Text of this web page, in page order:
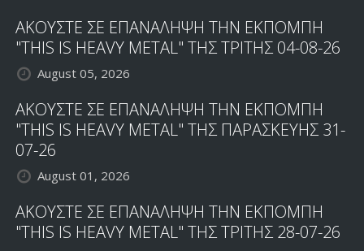
ΑΚΟΥΣΤΕ ΣΕ ΕΠΑΝΑΛΗΨΗ ΤΗΝ ΕΚΠΟΜΠΗ
"THIS IS HEAVY METAL" ΤΗΣ ΤΡΙΤΗΣ 04-08-26
August 05, 2026
ΑΚΟΥΣΤΕ ΣΕ ΕΠΑΝΑΛΗΨΗ ΤΗΝ ΕΚΠΟΜΠΗ
"THIS IS HEAVY METAL" ΤΗΣ ΠΑΡΑΣΚΕΥΗΣ 31-
07-26
August 01, 2026
ΑΚΟΥΣΤΕ ΣΕ ΕΠΑΝΑΛΗΨΗ ΤΗΝ ΕΚΠΟΜΠΗ
"THIS IS HEAVY METAL" ΤΗΣ ΤΡΙΤΗΣ 28-07-26